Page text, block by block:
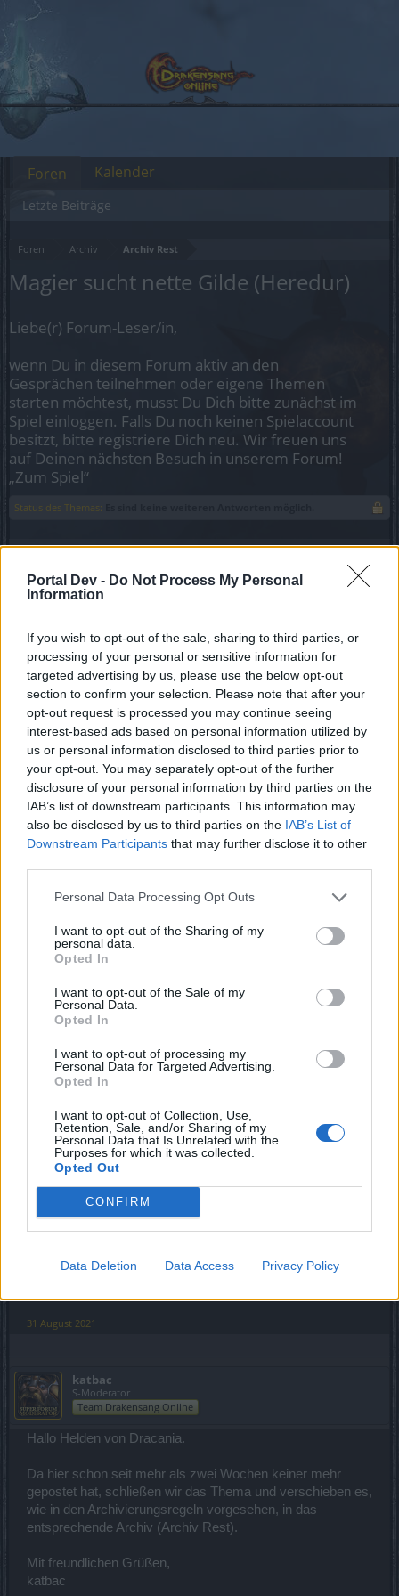
Portal Dev - Do Not Process My Personal
Information
If you wish to opt-out of the sale, sharing to third parties, or
processing of your personal or sensitive information for
targeted advertising by us, please use the below opt-out
section to confirm your selection. Please note that after your
opt-out request is processed you may continue seeing
interest-based ads based on personal information utilized by
us or personal information disclosed to third parties prior to
your opt-out. You may separately opt-out of the further
disclosure of your personal information by third parties on the
IAB’s list of downstream participants. This information may
also be disclosed by us to third parties on the IAB’s List of
Downstream Participants that may further disclose it to other
Personal Data Processing Opt Outs
I want to opt-out of the Sharing of my
personal data.
Opted In
I want to opt-out of the Sale of my
Personal Data.
Opted In
I want to opt-out of processing my
Personal Data for Targeted Advertising.
Opted In
I want to opt-out of Collection, Use,
Retention, Sale, and/or Sharing of my
Personal Data that Is Unrelated with the
Purposes for which it was collected.
Opted Out
CONFIRM
Data Deletion Data Access Privacy Policy
Foren Archiv Archiv Rest
Magier sucht nette Gilde (Heredur)
Liebe(r) Forum-Leser/in,
wenn Du in diesem Forum aktiv an den
Gesprächen teilnehmen oder eigene Themen
starten möchtest, musst Du Dich bitte zunächst im
Spiel einloggen. Falls Du noch keinen Spielaccount
besitzt, bitte registriere Dich neu. Wir freuen uns
auf Deinen nächsten Besuch in unserem Forum!
„Zum Spiel“
Status des Themas:
Foren-Grünschnabel
ich bin neu hier und suche für meinen Magier Level 41
aktuell auf Heredur eine nette Gilde.
Teamspeak sollte keine Pflicht sein ich Chatte lieber.
Bin Täglich aktiv und weit über 18
Also wenn ihr ein neues aktives Mitglied sucht das euch
gerne mit Fragen löchern darf würde ich mich über
Nachricht freuen.
Bloodreyna
gefällt dies.
Asteirus
Ausnahmetalent
Hallo@Miarott
In der Zwischenzeit kannst Du Dich auch gerne schon in
Du dort ja schon genau wonach Du suchst und kannst Dich
dann direkt bewerben.
Wir wünschen Dir viel Erfolg bei der Suche nach einer
Bleibe!
Mit freundlichen Grüßen,
31 August 2021
katbac
S-Moderator
Team Drakensang Online
Hallo Helden von Dracania.
Da hier schon seit mehr als zwei Wochen keiner mehr
gepostet hat, schließen wir das Thema und verschieben es,
wie in den Archivierungsregeln vorgesehen, in das
entsprechende Archiv (Archiv Rest).
Mit freundlichen Grüßen,
katbac
Foren
Letzte Beiträge
Kalender